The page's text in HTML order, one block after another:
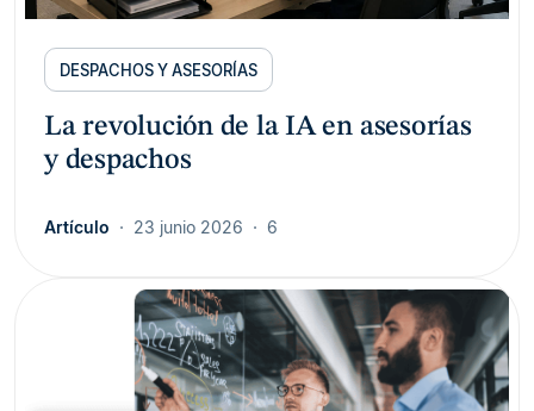
DESPACHOS Y ASESORÍAS
La revolución de la IA en asesorías
y despachos
Artículo 23 junio 2026 6